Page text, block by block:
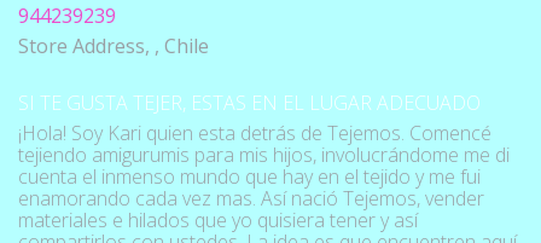
944239239
Store Address, , Chile
SI TE GUSTA TEJER, ESTAS EN EL LUGAR ADECUADO
¡Hola! Soy Kari quien esta detrás de Tejemos. Comencé
tejiendo amigurumis para mis hijos, involucrándome me di
cuenta el inmenso mundo que hay en el tejido y me fui
enamorando cada vez mas. Así nació Tejemos, vender
materiales e hilados que yo quisiera tener y así